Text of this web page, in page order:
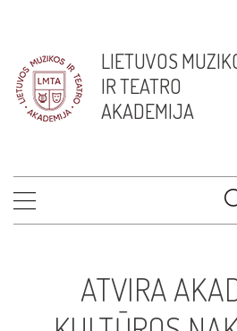
LIETUVOS
IR TEATRO
AKADEMIJA
ATVIRA